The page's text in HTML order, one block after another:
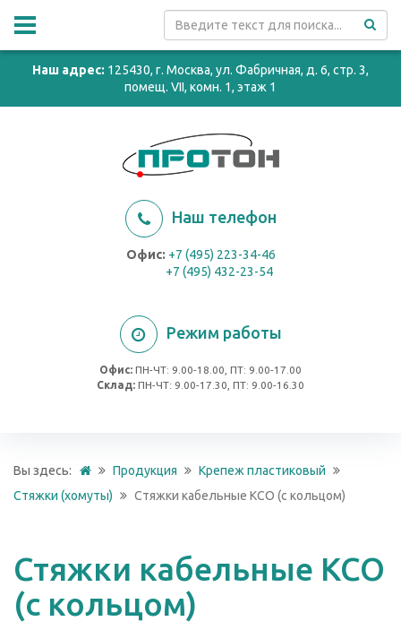
Наш адрес: 125430, г. Москва, ул. Фабричная, д. 6, стр. 3,
помещ. VII, комн. 1, этаж 1
Наш телефон
Офис: +7 (495) 223-34-46
+7 (495) 432-23-54
Режим работы
Офис: ПН-ЧТ: 9.00-18.00, ПТ: 9.00-17.00
Cклад: ПН-ЧТ: 9.00-17.30, ПТ: 9.00-16.30
Вы здесь: Продукция
Крепеж пластиковый
Стяжки (хомуты)
Стяжки кабельные КСО (с кольцом)
Стяжки кабельные КСО
(с кольцом)